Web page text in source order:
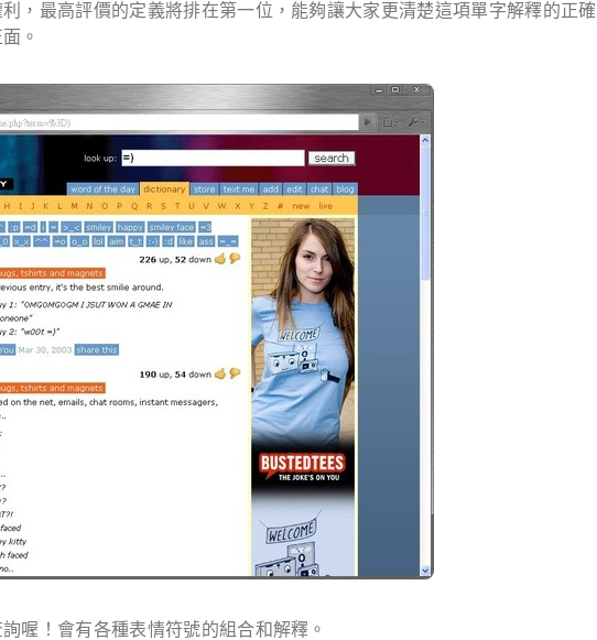
，最高評價的定義將排在第一位，能夠讓大家更清楚這項單字解釋的正確
。
喔！會有各種表情符號的組合和解釋。